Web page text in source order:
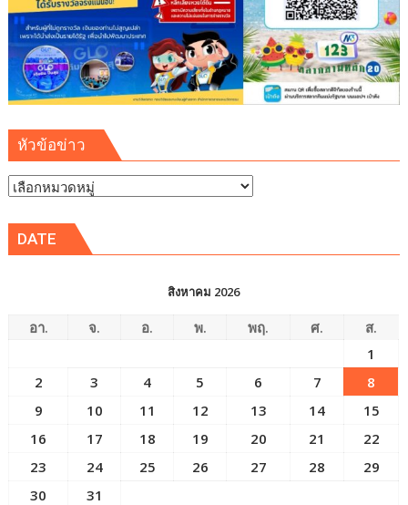
หัวข้อข่าว
หัวข้อ
DATE
สิงหาคม 2026
อา. จ. อ. พ. พฤ. ศ.
ส.
1
2
3 4 5 6 7
8
9
10 11 12 13 14
15
16
17 18 19 20 21
22
23
24 25 26 27 28
29
30
31